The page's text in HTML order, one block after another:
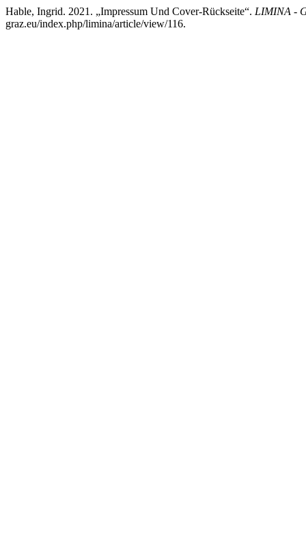
Hable, Ingrid. 2021. „Impressum Und Cover-Rückseite“. LIMINA -
graz.eu/index.php/limina/article/view/116.